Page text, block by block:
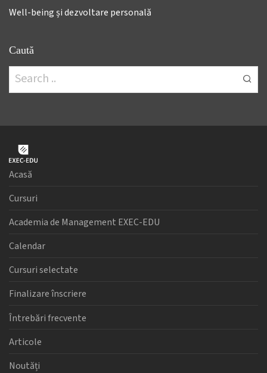
Well-being și dezvoltare personală
Caută
Acasă
Cursuri
Academia de Management EXEC-EDU
Calendar
Cursuri selectate
Finalizare înscriere
Întrebări frecvente
Articole
Noutăți